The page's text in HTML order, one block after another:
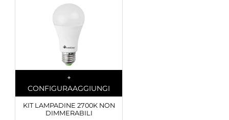
Quantità
+
CONFIGURAAGGIUNGI
KIT LAMPADINE 2700K NON
DIMMERABILI